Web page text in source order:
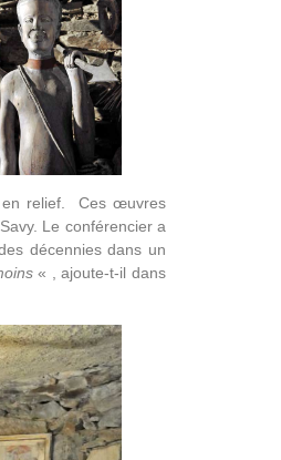
en relief. Ces œuvres
Le conférencier a
décennies dans un
« , ajoute-t-il dans